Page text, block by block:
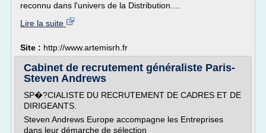
reconnu dans l'univers de la Distribution....
Lire la suite
Site : http://www.artemisrh.fr
Cabinet de recrutement généraliste Paris-
Steven Andrews
SP�?CIALISTE DU RECRUTEMENT DE CADRES ET DE
DIRIGEANTS.
Steven Andrews Europe accompagne les Entreprises
dans leur démarche de sélection